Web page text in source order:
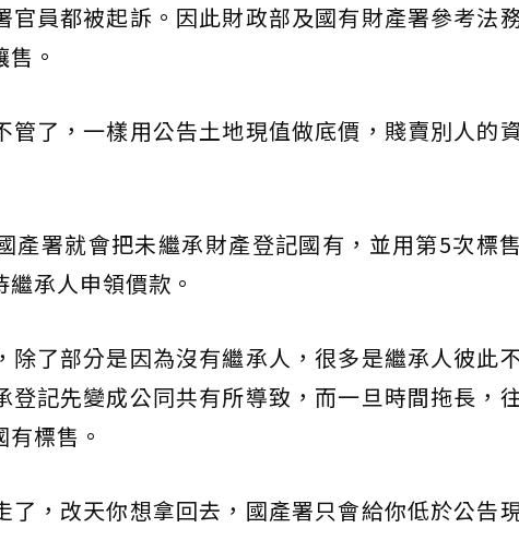
員都被起訴。因此財政部及國有財產署參考法
。
了，一樣用公告土地現值做底價，賤賣別人的
產署就會把未繼承財產登記國有，並用第5次標
承人申領價款。
了部分是因為沒有繼承人，很多是繼承人彼此
記先變成公同共有所導致，而一旦時間拖長，
標售。
，改天你想拿回去，國產署只會給你低於公告